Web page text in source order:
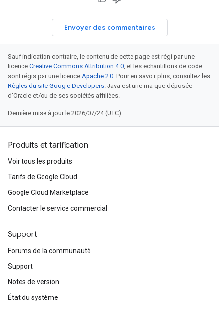
Envoyer des commentaires
Sauf indication contraire, le contenu de cette page est régi par une
licence Creative Commons Attribution 4.0, et les échantillons de code
sont régis par une licence Apache 2.0. Pour en savoir plus, consultez les
Règles du site Google Developers. Java est une marque déposée
d'Oracle et/ou de ses sociétés affiliées.
Dernière mise à jour le 2026/07/24 (UTC).
Produits et tarification
Voir tous les produits
Tarifs de Google Cloud
Google Cloud Marketplace
Contacter le service commercial
Support
Forums de la communauté
Support
Notes de version
État du système